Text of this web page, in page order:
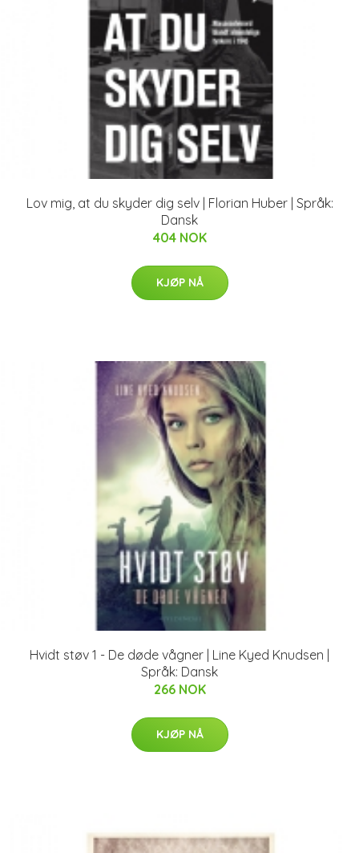
Lov mig, at du skyder dig selv | Florian Huber | Språk:
Dansk
404 NOK
KJØP NÅ
Hvidt støv 1 - De døde vågner | Line Kyed Knudsen |
Språk: Dansk
266 NOK
KJØP NÅ